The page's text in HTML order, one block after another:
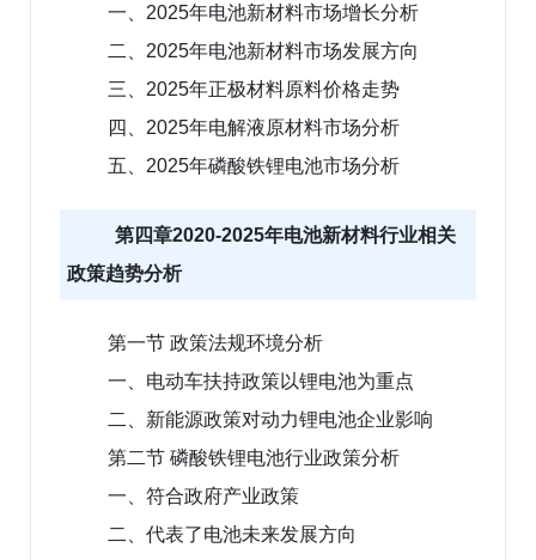
一、2025年电池新材料市场增长分析
二、2025年电池新材料市场发展方向
三、2025年正极材料原料价格走势
四、2025年电解液原材料市场分析
五、2025年磷酸铁锂电池市场分析
第四章2020-2025年电池新材料行业相关
政策趋势分析
第一节 政策法规环境分析
一、电动车扶持政策以锂电池为重点
二、新能源政策对动力锂电池企业影响
第二节 磷酸铁锂电池行业政策分析
一、符合政府产业政策
二、代表了电池未来发展方向